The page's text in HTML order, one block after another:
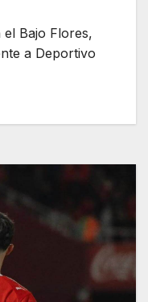
Bajo Flores,
a Deportivo